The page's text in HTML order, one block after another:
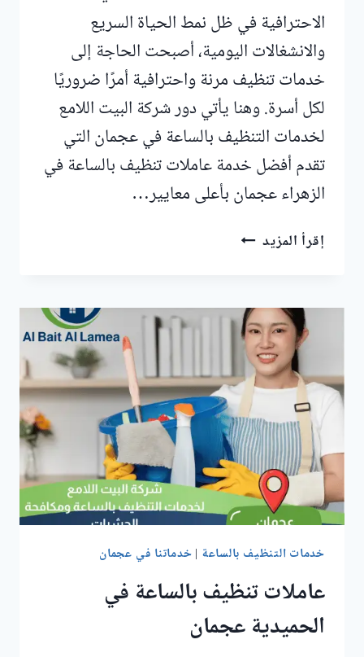
الاحترافية في ظل نمط الحياة السريع
والانشغالات اليومية، أصبحت الحاجة إلى
خدمات تنظيف مرنة واحترافية أمرًا ضروريًا
لكل أسرة. وهنا يأتي دور شركة البيت اللامع
لخدمات التنظيف بالساعة في عجمان التي
تقدم أفضل خدمة عاملات تنظيف بالساعة في
الزهراء عجمان بأعلى معايير…
إقرأ المزيدعاملات
في
الزهراء
عجمان
خدمات التنظيف بالساعة |خدماتنا في عجمان
عاملات تنظيف بالساعة في
الحميدية عجمان